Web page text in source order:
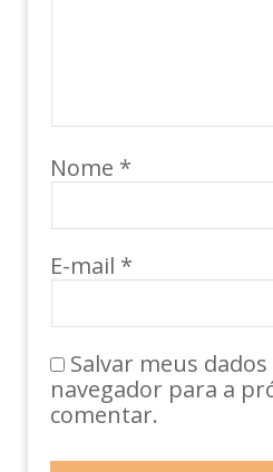
Nome *
E-mail *
Salvar meus
navegador para a
comentar.